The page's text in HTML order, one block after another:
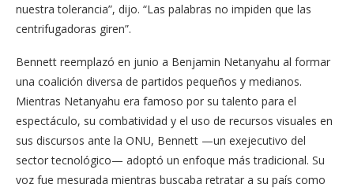
nuestra tolerancia”, dijo. “Las palabras no impiden que las
centrifugadoras giren”.
Bennett reemplazó en junio a Benjamin Netanyahu al formar
una coalición diversa de partidos pequeños y medianos.
Mientras Netanyahu era famoso por su talento para el
espectáculo, su combatividad y el uso de recursos visuales en
sus discursos ante la ONU, Bennett —un exejecutivo del
sector tecnológico— adoptó un enfoque más tradicional. Su
voz fue mesurada mientras buscaba retratar a su país como